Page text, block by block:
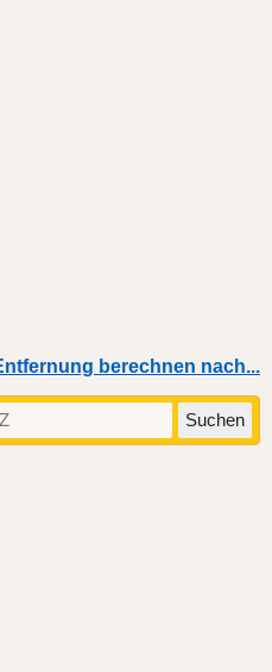
berechnen nach...